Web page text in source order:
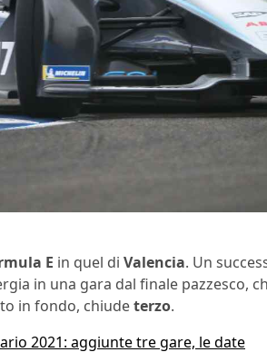
E in quel di Valencia. Un
in una gara dal finale pazzesco,
in fondo, chiudeterzo.
2021: aggiunte tre gare, le date